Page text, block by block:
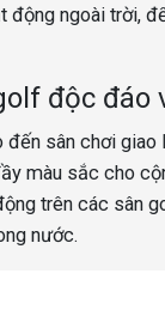
ngoài trời,
độc đáo
sân chơi
màu sắc cho
trên các sân
nước.